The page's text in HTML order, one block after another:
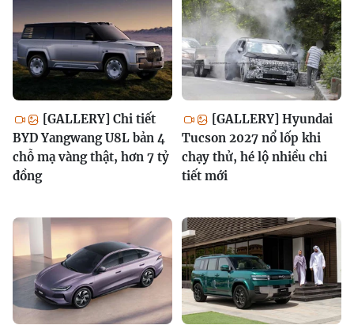
[GALLERY] Chi tiết
BYD Yangwang U8L bản 4
chỗ mạ vàng thật, hơn 7 tỷ
đồng
[GALLERY] Hyundai
Tucson 2027 nổ lốp khi
chạy thử, hé lộ nhiều chi
tiết mới